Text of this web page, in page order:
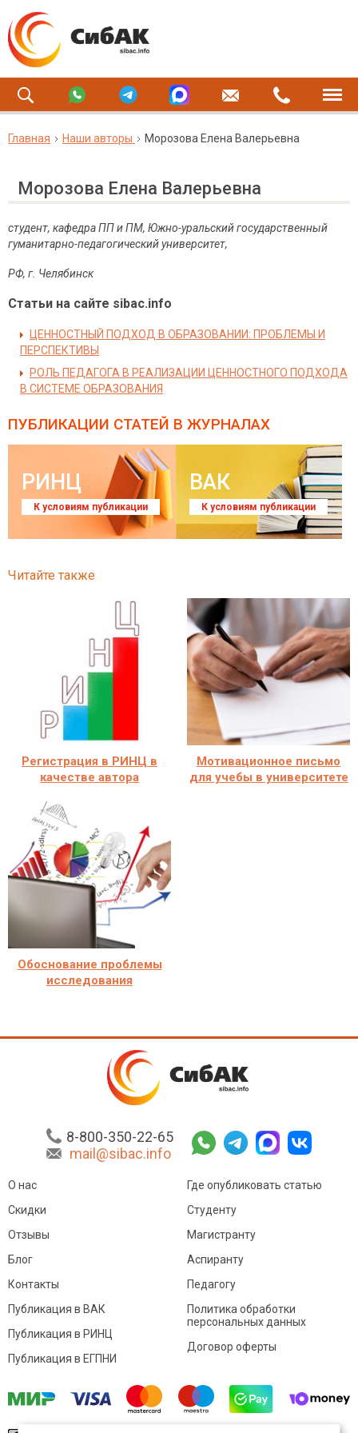
Главная Наши авторы Морозова Елена Валерьевна
Морозова Елена Валерьевна
студент, кафедра ПП и ПМ, Южно-уральский государственный
гуманитарно-педагогический университет,
РФ, г. Челябинск
Статьи на сайте sibac.info
ЦЕННОСТНЫЙ ПОДХОД В ОБРАЗОВАНИИ: ПРОБЛЕМЫ И
ПЕРСПЕКТИВЫ
РОЛЬ ПЕДАГОГА В РЕАЛИЗАЦИИ ЦЕННОСТНОГО ПОДХОДА
В СИСТЕМЕ ОБРАЗОВАНИЯ
ПУБЛИКАЦИИ СТАТЕЙ В ЖУРНАЛАХ
РИНЦ
К условиям публикации
ВАК
К условиям публикации
Читайте также
Регистрация в РИНЦ в
качестве автора
Мотивационное письмо
для учебы в университете
Обоснование проблемы
исследования
8-800-350-22-65
mail@sibac.info
О нас
Скидки
Отзывы
Блог
Контакты
Где опубликовать статью
Студенту
Магистранту
Аспиранту
Педагогу
Публикация в ВАК
Публикация в РИНЦ
Публикация в ЕГПНИ
Политика обработки
персональных данных
Договор оферты